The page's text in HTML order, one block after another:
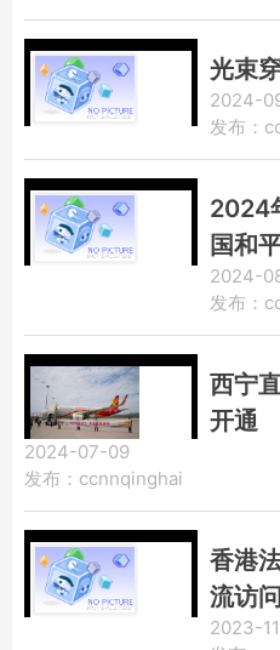
光束
2024-
发布：
2024
国和
王沪
2024-
发布：
西宁
开通
2024-07-09
发布：ccnnqinghai
香港
流访
2023-